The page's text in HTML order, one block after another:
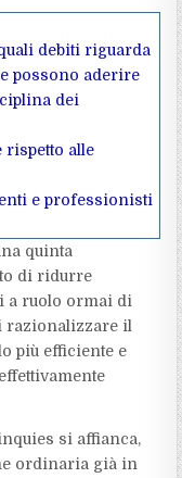
debiti riguarda
possono aderire
dei
alle
e professionisti
quinta
di ridurre
a ruolo ormai di
razionalizzare il
più efficiente e
si affianca,
ordinaria già in